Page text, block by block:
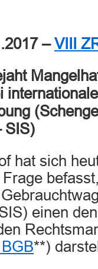
–VIII
SIS)
hat sich
einen
**)